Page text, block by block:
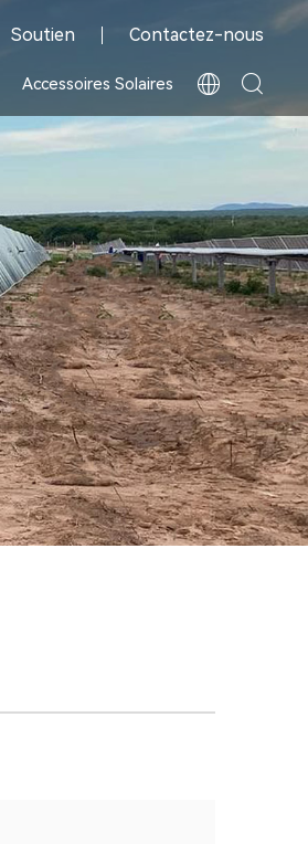
Soutien Contactez-nous
Accessoires Solaires